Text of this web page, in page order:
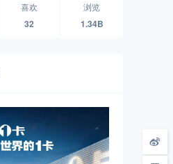
喜欢
32
浏览
1.34B